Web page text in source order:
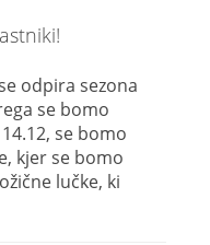
odpira sezona
se bomo
se bomo
kjer se bomo
lučke, ki